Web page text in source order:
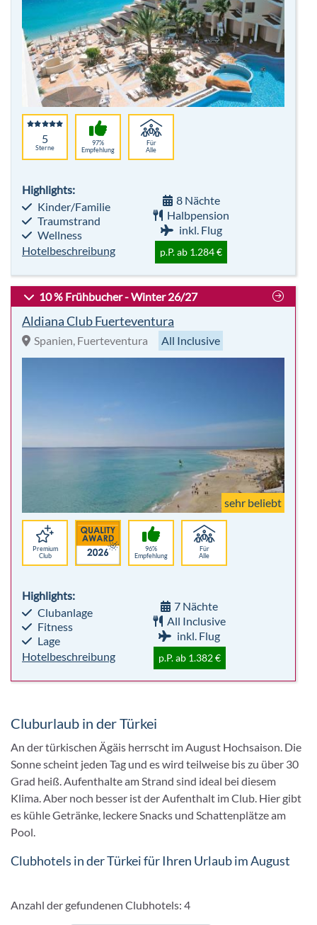
5
Sterne
97%
Empfehlung
Für
Alle
Highlights:
Kinder/Familie
Traumstrand
Wellness
Hotelbeschreibung
8 Nächte
Halbpension
inkl. Flug
p.P. ab 1.284 €
10 % Frühbucher - Winter 26/27
Aldiana Club Fuerteventura
Spanien, Fuerteventura All Inclusive
sehr beliebt
Premium
Club
96%
Empfehlung
Für
Alle
Highlights:
Clubanlage
Fitness
Lage
Hotelbeschreibung
7 Nächte
All Inclusive
inkl. Flug
p.P. ab 1.382 €
Cluburlaub in der Türkei
An der türkischen Ägäis herrscht im August Hochsaison. Die
Sonne scheint jeden Tag und es wird teilweise bis zu über 30
Grad heiß. Aufenthalte am Strand sind ideal bei diesem
Klima. Aber noch besser ist der Aufenthalt im Club. Hier gibt
es kühle Getränke, leckere Snacks und Schattenplätze am
Pool.
Clubhotels in der Türkei für Ihren Urlaub im August
Anzahl der gefundenen Clubhotels: 4